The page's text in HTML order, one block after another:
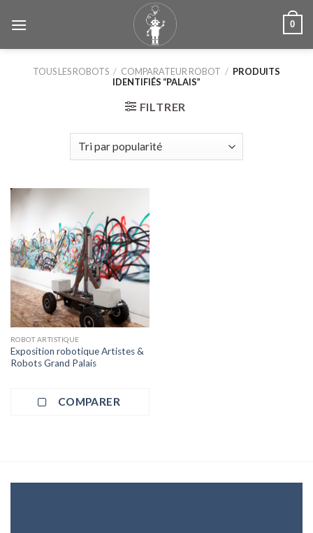
0
TOUS LES ROBOTS / COMPARATEUR ROBOT / PRODUITS
IDENTIFIÉS “PALAIS”
FILTRER
ROBOT ARTISTIQUE
Exposition robotique Artistes &
Robots Grand Palais
COMPARER